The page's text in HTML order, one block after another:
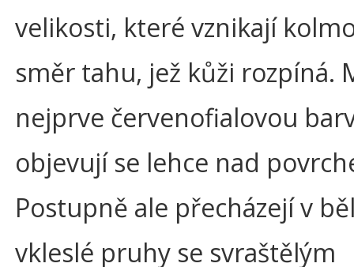
velikosti, které vznikají
směr tahu, jež kůži rozpíná.
nejprve červenofialovou
objevují se lehce nad
Postupně ale přecházejí v
vkleslé pruhy se svraštělým